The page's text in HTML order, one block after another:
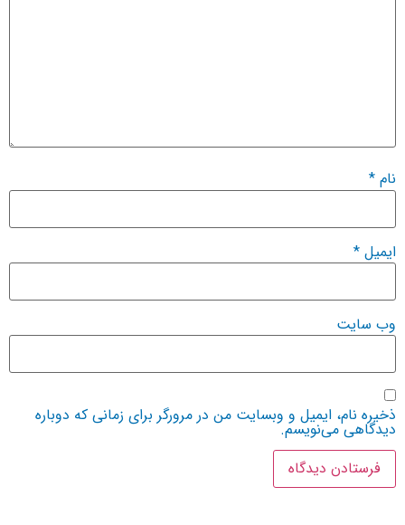
*
*
سایت
نام، ایمیل و وبسایت من در مرورگر برای زمانی که دوباره
می‌نویسم.